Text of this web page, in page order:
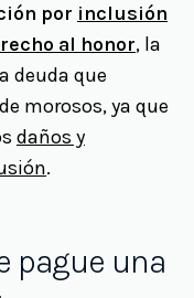
por inclusión
al honor, la
deuda que
morosos, ya que
daños y
.
pague una